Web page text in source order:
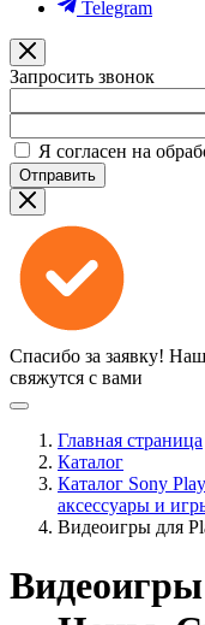
Telegram
Запросить звонок
Я согласен на
Отправить
Спасибо за заявку!
свяжутся с вами
Главная страница
Каталог
Каталог Sony
аксессуары и
Видеоигры для